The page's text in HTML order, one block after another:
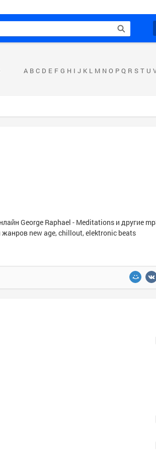
A B C D E F G H I J K L M N O P Q R S T U
George Raphael - Meditations и другие
жанров new age, chillout, elektronic beats